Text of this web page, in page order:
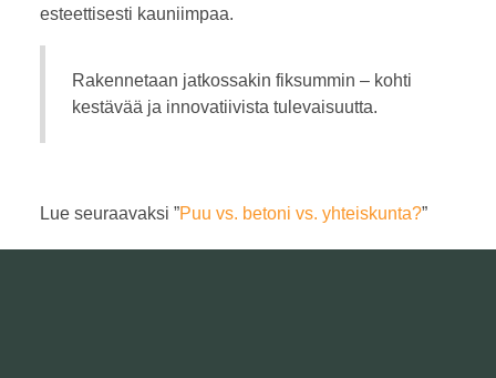
esteettisesti kauniimpaa.
Rakennetaan jatkossakin fiksummin – kohti
kestävää ja innovatiivista tulevaisuutta.
Lue seuraavaksi ”Puu vs. betoni vs. yhteiskunta?”